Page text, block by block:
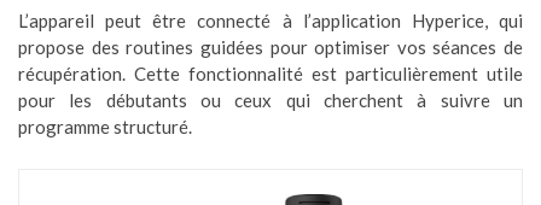
L’appareil peut être connecté à l’application Hyperice, qui
propose des routines guidées pour optimiser vos séances de
récupération. Cette fonctionnalité est particulièrement utile
pour les débutants ou ceux qui cherchent à suivre un
programme structuré.